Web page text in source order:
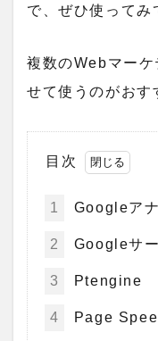
で、ぜひ使ってみ
複数のWebマー
せて使うのがおす
目次
1 Googleア
2 Googleサ
3 Ptengine
4 Page